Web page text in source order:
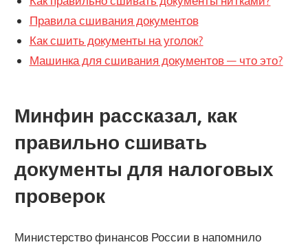
Правила сшивания документов
Как сшить документы на уголок?
Машинка для сшивания документов — что это?
Минфин рассказал, как
правильно сшивать
документы для налоговых
проверок
Министерство финансов России в напомнило